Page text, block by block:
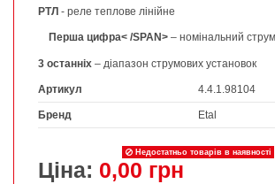
РТЛ - реле теплове лінійне
Перша цифра< /SPAN>– номінальний
3 останніх – діапазон струмових установок
Артикул 4.4.1.98104
Бренд Etal
Недостатньо товарів в наявності
Ціна: 0,00 грн